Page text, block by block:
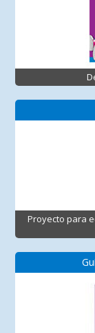
Proyecto para